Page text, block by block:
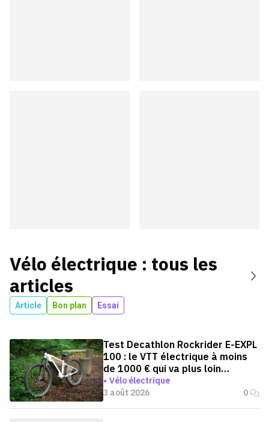
Vélo électrique : tous les
articles
Article Bon plan Essai
Test Decathlon Rockrider E-EXPL
100 : le VTT électrique à moins
de 1000 € qui va plus loin
qu'annoncé
Vélo électrique
3 août 2026
0